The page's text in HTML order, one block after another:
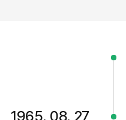
1965. 08. 27